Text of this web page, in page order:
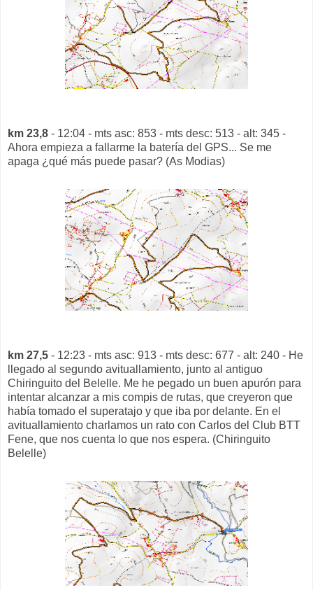
km 23,8 - 12:04 - mts asc: 853 - mts desc: 513 - alt: 345 -
Ahora empieza a fallarme la batería del GPS... Se me
apaga ¿qué más puede pasar? (As Modias)
km 27,5 - 12:23 - mts asc: 913 - mts desc: 677 - alt: 240 - He
llegado al segundo avituallamiento, junto al antiguo
Chiringuito del Belelle. Me he pegado un buen apurón para
intentar alcanzar a mis compis de rutas, que creyeron que
había tomado el superatajo y que iba por delante. En el
avituallamiento charlamos un rato con Carlos del Club BTT
Fene, que nos cuenta lo que nos espera. (Chiringuito
Belelle)